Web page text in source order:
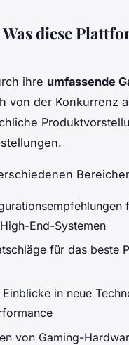
diese
ihre umfassende
von der Konkurrenz
End-Systemen
für das beste
in neue
von Gaming-